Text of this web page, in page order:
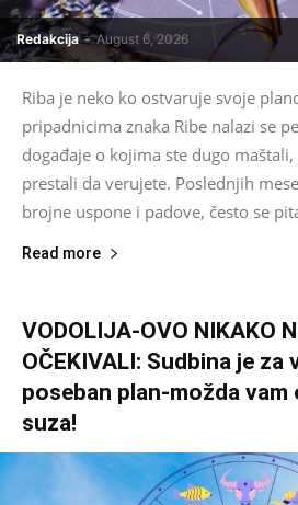
Redakcija - August 6, 2026
Riba je neko ko ostvaruje svoje
pripadnicima znaka Ribe nalazi se
događaje o kojima ste dugo
prestali da verujete. Poslednjih
brojne uspone i padove, često se
Read more
VODOLIJA-OVO NIKAKO
OČEKIVALI: Sudbina je za
poseban plan-možda vam
suza!